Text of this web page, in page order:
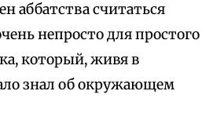
аббатства считаться
непросто для простого
который, живя в
знал об окружающем